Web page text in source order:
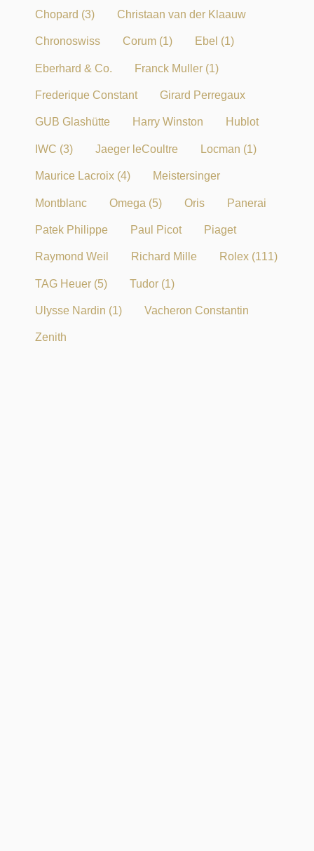
Chopard (3) Christaan van der Klaauw
Chronoswiss Corum (1) Ebel (1)
Eberhard & Co. Franck Muller (1)
Frederique Constant Girard Perregaux
GUB Glashütte Harry Winston Hublot
IWC (3) Jaeger leCoultre Locman (1)
Maurice Lacroix (4) Meistersinger
Montblanc Omega (5) Oris Panerai
Patek Philippe Paul Picot Piaget
Raymond Weil Richard Mille Rolex (111)
TAG Heuer (5) Tudor (1)
Ulysse Nardin (1) Vacheron Constantin
Zenith